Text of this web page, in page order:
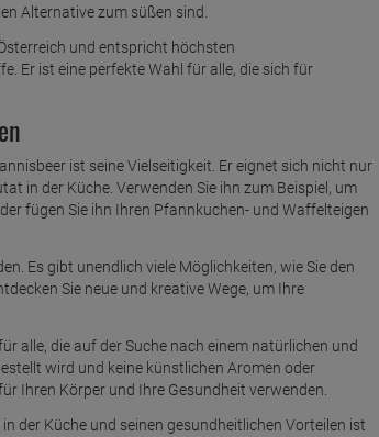
Alternative zum süßen sind.
und entspricht höchsten
Er ist eine perfekte Wahl für alle, die sich für
ist seine Vielseitigkeit. Er eignet sich nicht nur
in der Küche. Verwenden Sie ihn zum Beispiel, um
fügen Sie ihn Ihren Pfannkuchen- und Waffelteigen
Es gibt unendlich viele Möglichkeiten, wie Sie den
Sie neue und kreative Wege, um Ihre
alle, die auf der Suche nach einem natürlichen und
wird und keine künstlichen Aromen oder
Ihren Körper und Ihre Gesundheit verwenden.
der Küche und seinen gesundheitlichen Vorteilen ist